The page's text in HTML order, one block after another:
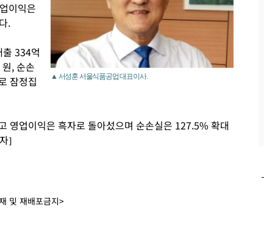
▲ 서성훈 서울식품공업 대표이사.
이익은
.
334억
, 순손
잠정집
영업이익은 흑자로 돌아섰으며 순손실은 127.5% 확대
]
및 재배포금지>